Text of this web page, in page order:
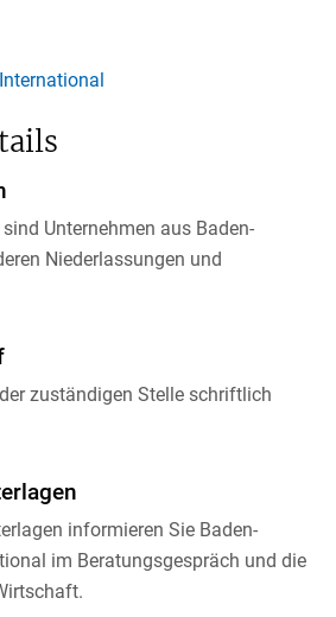
Unternehmen aus Baden-
Niederlassungen und
zuständigen Stelle schriftlich
informieren Sie Baden-
im Beratungsgespräch und die